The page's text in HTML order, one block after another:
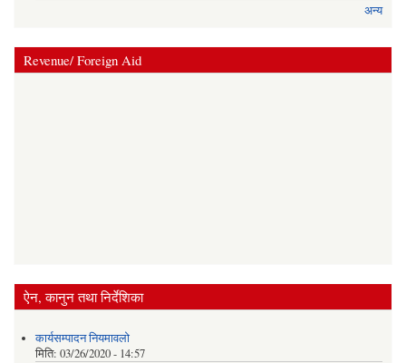
अन्य
Revenue/ Foreign Aid
ऐन, कानुन तथा निर्देशिका
कार्यसम्पादन नियमावलो
मिति: 03/26/2020 - 14:57